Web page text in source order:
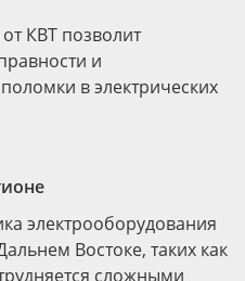
КВТ позволит
и
в электрических
электрооборудования
Востоке, таких как
сложными